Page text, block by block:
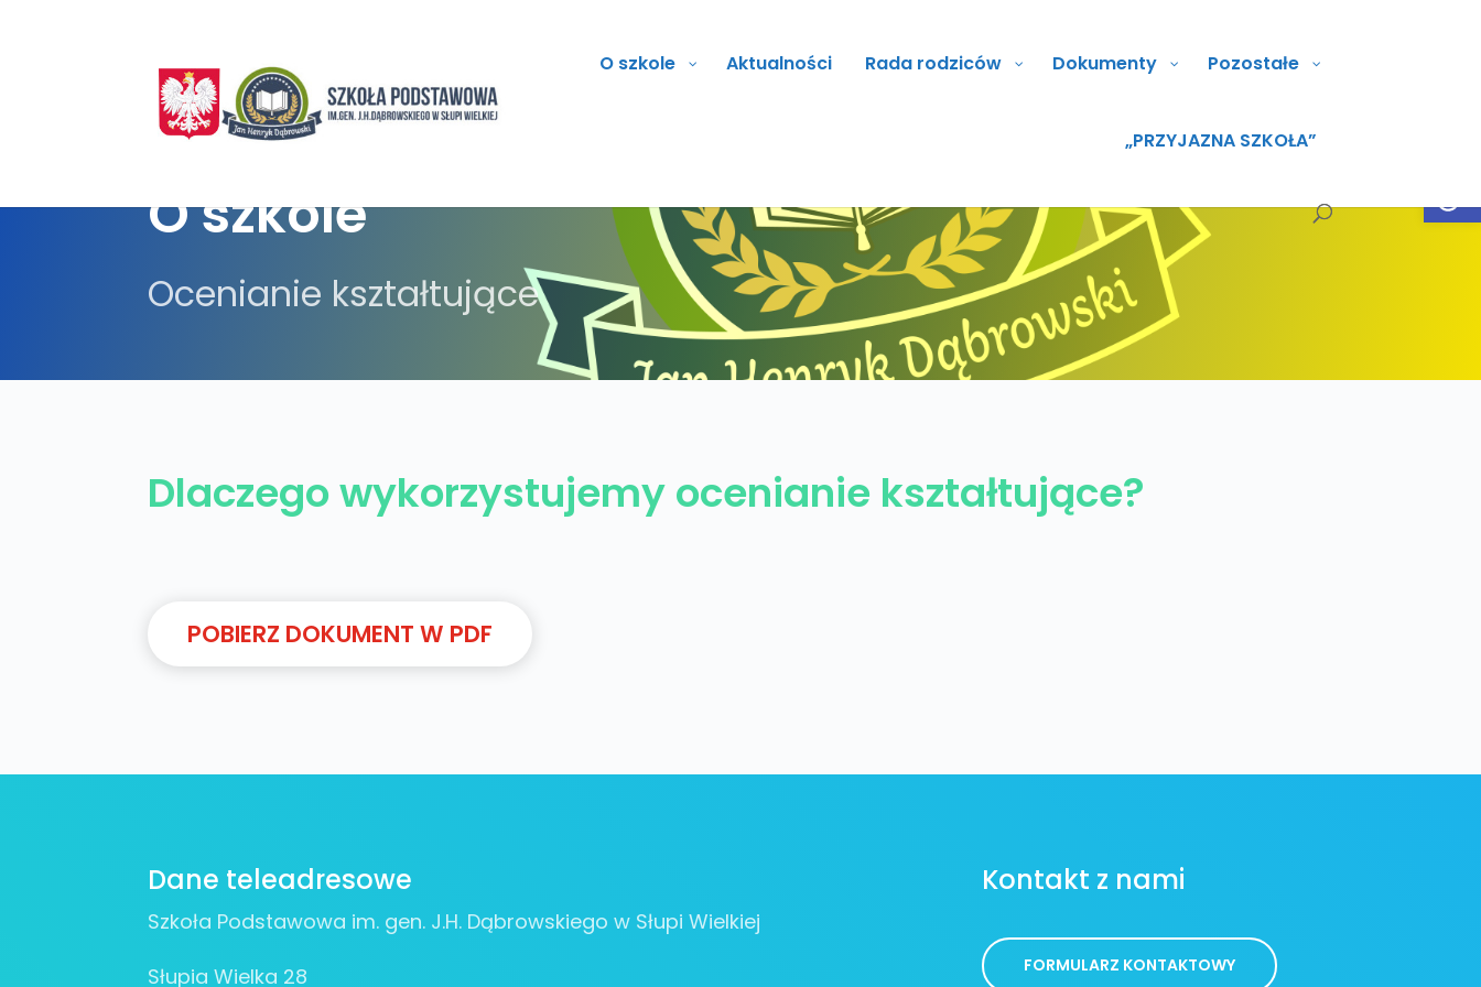
O szkole Aktualności Rada rodziców Dokumenty Pozostałe
„PRZYJAZNA SZKOŁA”
O szkole
Ocenianie kształtujące
Dlaczego wykorzystujemy ocenianie kształtujące?
POBIERZ DOKUMENT W PDF
Dane teleadresowe
Szkoła Podstawowa im. gen. J.H. Dąbrowskiego w Słupi Wielkiej
Słupia Wielka 28
Kontakt z nami
FORMULARZ KONTAKTOWY